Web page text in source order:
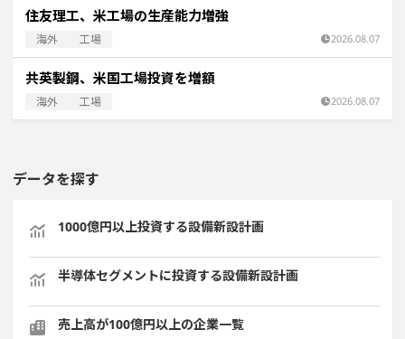
住友理工、米工場の生産能力増強
海外 工場 2026.08.07
共英製鋼、米国工場投資を増額
海外 工場 2026.08.07
データを探す
1000億円以上投資する設備新設計画
半導体セグメントに投資する設備新設計画
売上高が100億円以上の企業一覧